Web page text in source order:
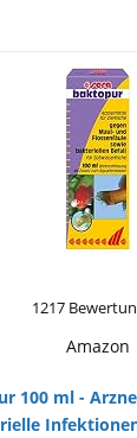
1217
Amazon
100 ml -